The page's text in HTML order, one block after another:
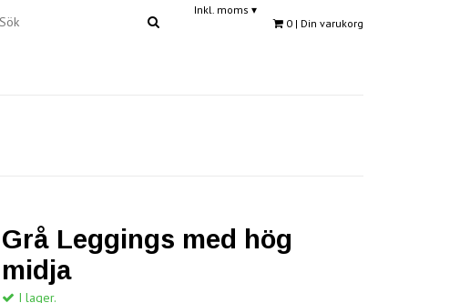
Inkl. moms ▾
0 | Din varukorg
Grå Leggings med hög
midja
I lager.